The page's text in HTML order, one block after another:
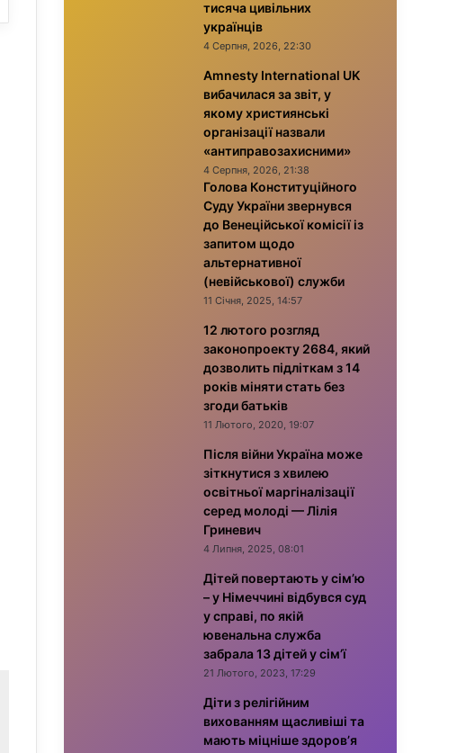
тисяча цивільних
українців
4 Серпня, 2026, 22:30
Amnesty International UK
вибачилася за звіт, у
якому християнські
організації назвали
«антиправозахисними»
4 Серпня, 2026, 21:38
Голова Конституційного
Суду України звернувся
до Венеційської комісії із
запитом щодо
альтернативної
(невійськової) служби
11 Січня, 2025, 14:57
12 лютого розгляд
законопроекту 2684, який
дозволить підліткам з 14
років міняти стать без
згоди батьків
11 Лютого, 2020, 19:07
Після війни Україна може
зіткнутися з хвилею
освітньої маргіналізації
серед молоді — Лілія
Гриневич
4 Липня, 2025, 08:01
Дітей повертають у сім’ю
– у Німеччині відбувся суд
у справі, по якій
ювенальна служба
забрала 13 дітей у сім’ї
21 Лютого, 2023, 17:29
Діти з релігійним
вихованням щасливіші та
мають міцніше здоров’я